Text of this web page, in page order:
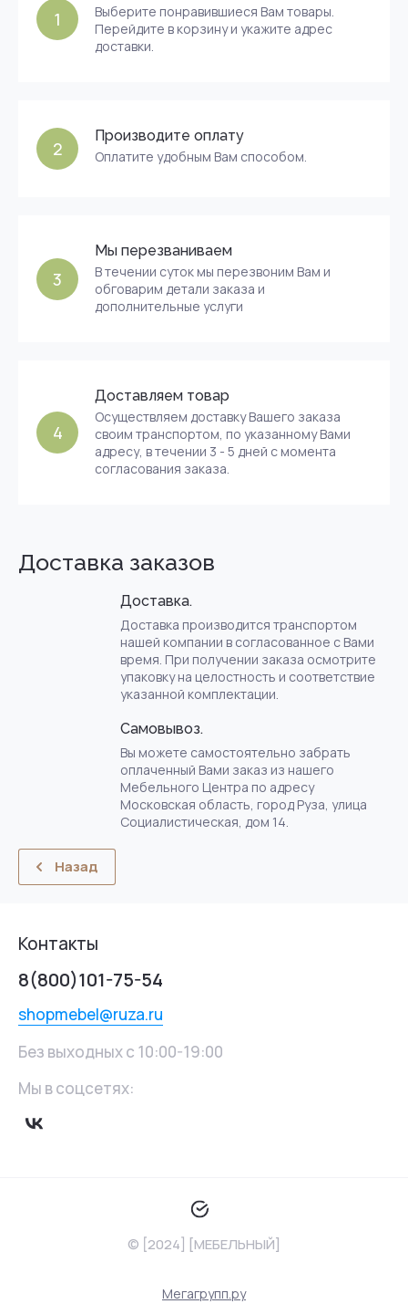
1
Выберите понравившиеся Вам товары.
Перейдите в корзину и укажите адрес
доставки.
2
Производите оплату
Оплатите удобным Вам способом.
3
Мы перезваниваем
В течении суток мы перезвоним Вам и
обговарим детали заказа и
дополнительные услуги
4
Доставляем товар
Осуществляем доставку Вашего заказа
своим транспортом, по указанному Вами
адресу, в течении 3 - 5 дней с момента
согласования заказа.
Доставка заказов
Доставка.
Доставка производится транспортом
нашей компании в согласованное с Вами
время. При получении заказа осмотрите
упаковку на целостность и соответствие
указанной комплектации.
Самовывоз.
Вы можете самостоятельно забрать
оплаченный Вами заказ из нашего
Мебельного Центра по адресу
Московская область, город Руза, улица
Социалистическая, дом 14.
Назад
Контакты
8(800)101-75-54
shopmebel@ruza.ru
Без выходных с 10:00-19:00
Мы в соцсетях:
© [2024] [МЕБЕЛЬНЫЙ]
Мегагрупп.ру